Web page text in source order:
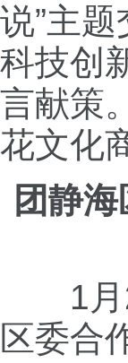
说”主
科技创
言献策
花文化
团静
1
区委合